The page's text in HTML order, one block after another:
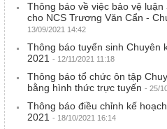
Thông báo về việc bảo vệ
cho NCS Trương Văn Cẩn -
13/09/2021 14:42
Thông báo tuyển sinh Chuyên
2021 - 12/11/2021 11:18
Thông báo tổ chức ôn tập
bằng hình thức trực tuyến - 25/
Thông báo điều chỉnh kế
2021 - 18/10/2021 16:14